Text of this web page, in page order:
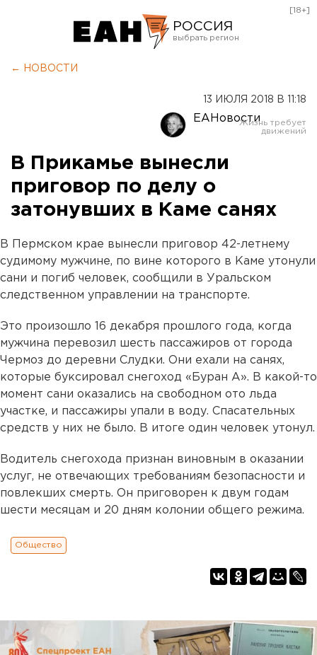
РОССИЯ
Оренбург
[18+]
← НОВОСТИ
13 ИЮЛЯ 2018 В 11:18
ЕАНовости
В Прикамье вынесли
приговор по делу о
затонувших в Каме санях
В Пермском крае вынесли приговор 42-летнему
судимому мужчине, по вине которого в Каме утонули
сани и погиб человек, сообщили в Уральском
следственном управлении на транспорте.
Это произошло 16 декабря прошлого года, когда
мужчина перевозил шесть пассажиров от города
Чермоз до деревни Слудки. Они ехали на санях,
которые буксировал снегоход «Буран А». В какой-то
момент сани оказались на свободном ото льда
участке, и пассажиры упали в воду. Спасательных
средств у них не было. В итоге один человек утонул.
Водитель снегохода признан виновным в оказании
услуг, не отвечающих требованиям безопасности и
повлекших смерть. Он приговорен к двум годам
шести месяцам и 20 дням колонии общего режима.
Общество